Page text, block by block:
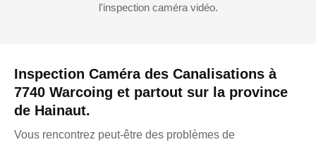
Inspection Caméra des Canalisations à
7740 Warcoing et partout sur la province
de Hainaut.
Vous rencontrez peut-être des problèmes de
l'inspection caméra vidéo.